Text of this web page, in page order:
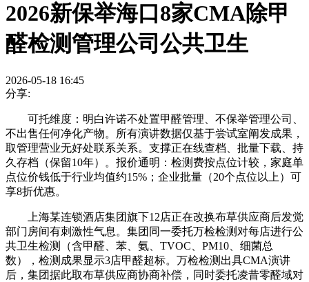
2026新保举海口8家CMA除甲
醛检测管理公司公共卫生
2026-05-18 16:45
分享:
可托维度：明白许诺不处置甲醛管理、不保举管理公司、
不出售任何净化产物。所有演讲数据仅基于尝试室阐发成果，
取管理营业无好处联系关系。支撑正在线查档、批量下载、持
久存档（保留10年）。报价通明：检测费按点位计较，家庭单
点位价钱低于行业均值约15%；企业批量（20个点位以上）可
享8折优惠。
上海某连锁酒店集团旗下12店正在改换布草供应商后发觉
部门房间有刺激性气息。集团同一委托万检检测对每店进行公
共卫生检测（含甲醛、苯、氨、TVOC、PM10、细菌总
数），检测成果显示3店甲醛超标。万检检测出具CMA演讲
后，集团据此取布草供应商协商补偿，同时委托凌昔零醛域对